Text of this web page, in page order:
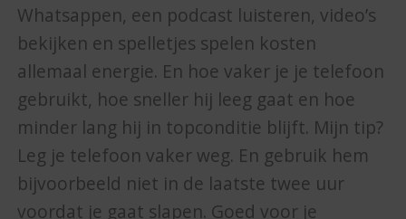
Whatsappen, een podcast luisteren, video’s
bekijken en spelletjes spelen kosten
allemaal energie. En hoe vaker je je telefoon
gebruikt, hoe sneller hij leeg gaat en hoe
minder lang hij in topconditie blijft. Mijn tip?
Leg je telefoon vaker weg. En gebruik hem
bijvoorbeeld niet in de laatste twee uur
voordat je gaat slapen. Goed voor je